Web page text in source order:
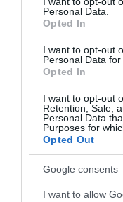
Personal Data.
Opted In
I want to opt-out
Personal Data for
Opted In
I want to opt-out
Retention, Sale,
Personal Data
Purposes for
Opted Out
Google consents
I want to allow
08.07.2026 ΜΠΑΣΚΕΤ
ΤΕΛΕΥΤΑΙΑ